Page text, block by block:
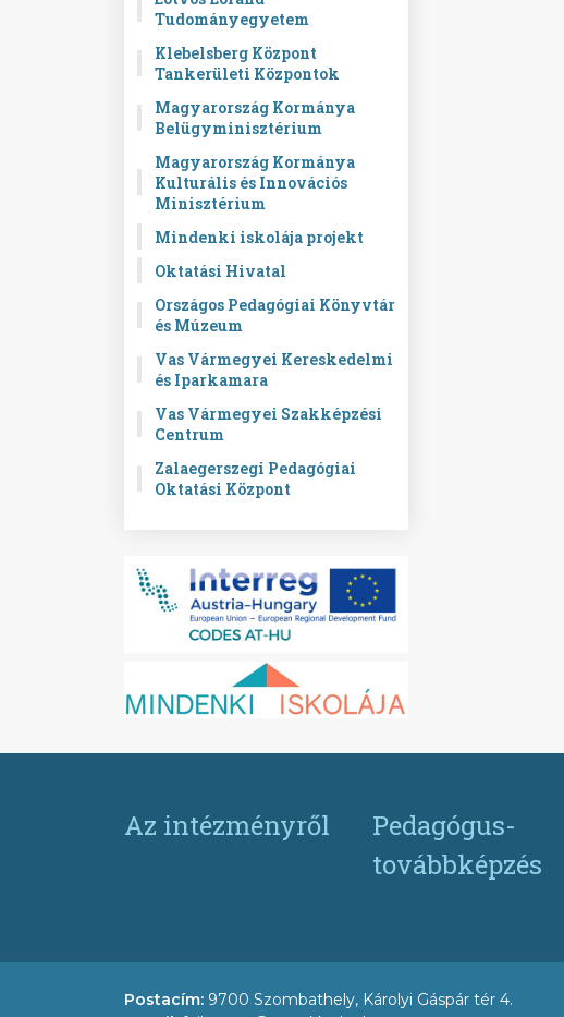
Tudományegyetem
Klebelsberg Központ
Tankerületi Központok
Magyarország Kormánya
Belügyminisztérium
Magyarország Kormánya
Kulturális és Innovációs
Minisztérium
Mindenki iskolája projekt
Oktatási Hivatal
Országos Pedagógiai Könyvtár
és Múzeum
Vas Vármegyei Kereskedelmi
és Iparkamara
Vas Vármegyei Szakképzési
Centrum
Zalaegerszegi Pedagógiai
Oktatási Központ
Az intézményről
Pedagógus-
továbbképzés
Postacím: 9700 Szombathely, Károlyi Gáspár tér 4.